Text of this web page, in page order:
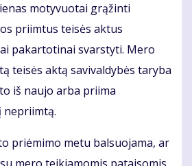
motyvuotai grąžinti
priimtus teisės aktus
pakartotinai svarstyti. Mero
teisės aktą savivaldybės taryba
iš naujo arba priima
nepriimtą.
priėmimo metu balsuojama, ar